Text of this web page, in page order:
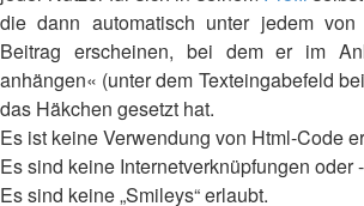
die dann automatisch unter jedem von
Beitrag erscheinen, bei dem er im
anhängen« (unter dem Texteingabefeld
das Häkchen gesetzt hat.
Es ist keine Verwendung von Html-Code
Es sind keine Internetverknüpfungen oder
Es sind keine „Smileys“ erlaubt.